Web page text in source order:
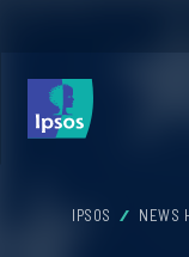
IPSOS NEWS